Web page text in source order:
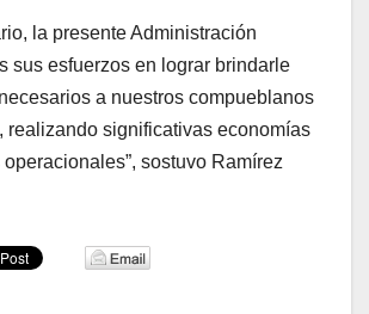
la presente Administración
sus esfuerzos en lograr brindarle
a nuestros compueblanos
realizando significativas economías
sostuvo Ramírez